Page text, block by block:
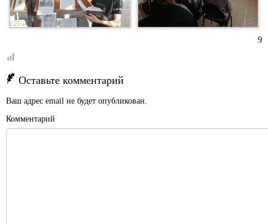
9
Оставьте комментарий
Ваш адрес email не будет опубликован.
Комментарий